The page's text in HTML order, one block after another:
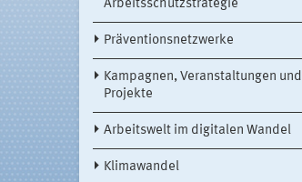
Arbeitsschutzstrategie
Präventionsnetzwerke
Kampagnen, Veranstaltungen und
Projekte
Arbeitswelt im digitalen Wandel
Klimawandel